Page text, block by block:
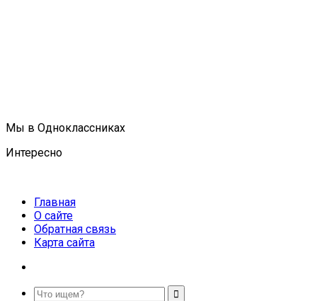
Мы в Одноклассниках
Интересно
Главная
О сайте
Обратная связь
Карта сайта